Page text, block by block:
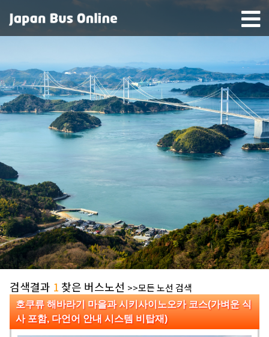
검색결과 1 찾은 버스노선 >>모든 노선 검색
호쿠류 해바라기 마을과 시키사이노오카 코스(가벼운 식
사 포함, 다언어 안내 시스템 비탑재)